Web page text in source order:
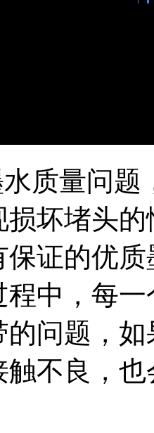
质量问题
损坏堵头
保证的优
程中，每
的问题，
触不良，